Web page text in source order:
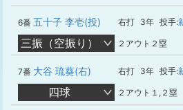
6番 五十子 李壱(投) 右打 3年 投手:
三振（空振り） ２アウト２塁
7番 大谷 琉葵(右) 右打 3年 投手:
四球 ２アウト１,２塁